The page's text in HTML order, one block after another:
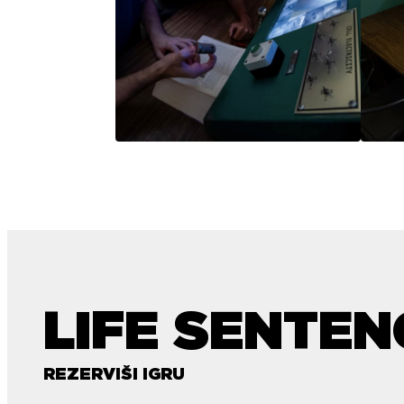
LIFE
REZERVIŠI IGRU